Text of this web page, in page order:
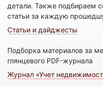
детали. Также подбираем
статьи за каждую
Статьи и дайджесты
Подборка материалов за
глянцевого PDF-журнала
Журнал «Учет